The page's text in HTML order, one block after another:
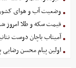
وضعیت آب و هوای کشور امروز
قیمت سکه و طلا امروز شنبه ۱۷
آمیتاب باچان دوست
اولین پیام محسن